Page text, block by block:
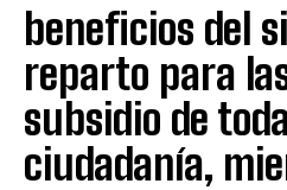
beneficios del
reparto para
subsidio de
ciudadanía,